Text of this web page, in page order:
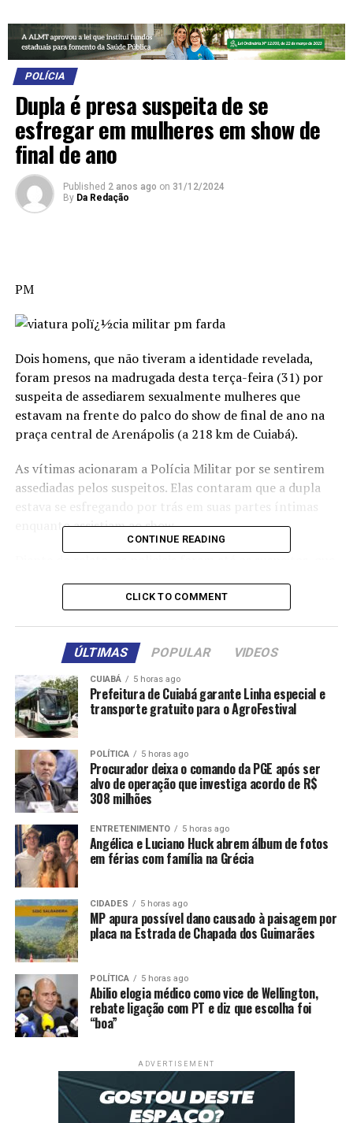
POLÍCIA
Dupla é presa suspeita de se
esfregar em mulheres em show de
final de ano
Published 2 anos ago on 31/12/2024
By Da Redação
PM
Dois homens, que não tiveram a identidade revelada,
foram presos na madrugada desta terça-feira (31) por
suspeita de assediarem sexualmente mulheres que
estavam na frente do palco do show de final de ano na
praça central de Arenápolis (a 218 km de Cuiabá).
As vítimas acionaram a Polícia Militar por se sentirem
assediadas pelos suspeitos. Elas contaram que a dupla
estava se esfregando por trás em suas partes íntimas
enquanto assistiam ao show.
necessário uso de força policial e a dupla foi algemada.
Os dois foram encaminhados até a delegacia da cidade
para as providências cabíveis.
A Polícia Civil deve apurar o caso.
Comentários
RELATED TOPICS: ANO DESTAQUE DUPLA
ESFREGAR
FINAL
MULHERES POLICIA PRESA SHOW
UP NEXT
Suspeito de roubo, jovem morre em troca de tiros com a
Rotam em Cuiabá
DON'T MISS
Facção pretendia explodir muro da PCE; explosivos e
fuzis são apreendidos
CONTINUE READING
CLICK TO COMMENT
ÚLTIMAS POPULAR VIDEOS
CUIABÁ 5 horas ago
Prefeitura de Cuiabá garante Linha especial e
transporte gratuito para o AgroFestival
POLÍTICA 5 horas ago
Procurador deixa o comando da PGE após ser
alvo de operação que investiga acordo de R$
308 milhões
ENTRETENIMENTO 5 horas ago
Angélica e Luciano Huck abrem álbum de fotos
em férias com família na Grécia
CIDADES 5 horas ago
MP apura possível dano causado à paisagem por
placa na Estrada de Chapada dos Guimarães
POLÍTICA 5 horas ago
Abilio elogia médico como vice de Wellington,
rebate ligação com PT e diz que escolha foi
“boa”
ADVERTISEMENT